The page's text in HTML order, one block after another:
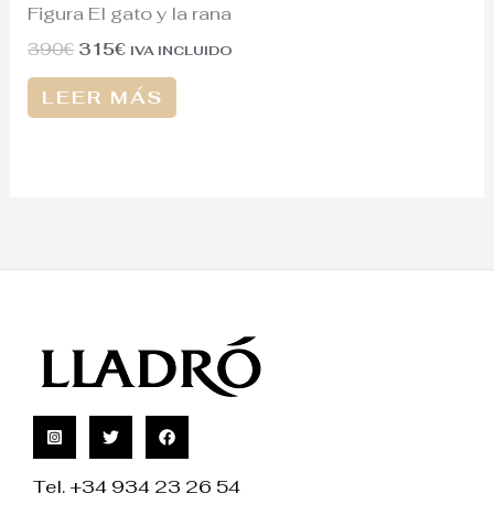
Figura El gato y la rana
390€ 315€ IVA INCLUIDO
LEER MÁS
Tel. +34 934 23 26 54